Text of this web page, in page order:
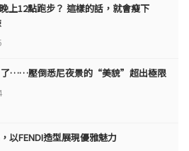
上12點跑步？ 這樣的話，就會瘦下
……壓倒悉尼夜景的“美貌”超出極限
以FENDI造型展現優雅魅力